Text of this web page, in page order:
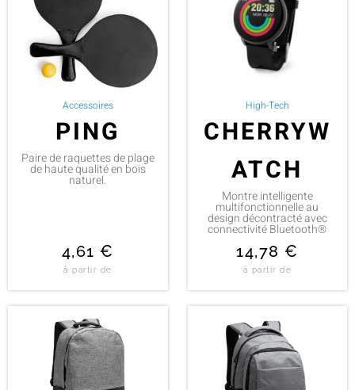
Accessoires
PING
Paire de raquettes de plage
de haute qualité en bois
naturel.
4,61€
à partir de
High-Tech
CHERRYW
ATCH
Montre intelligente
multifonctionnelle au
design décontracté avec
connectivité Bluetooth®
14,78 €
à partir de